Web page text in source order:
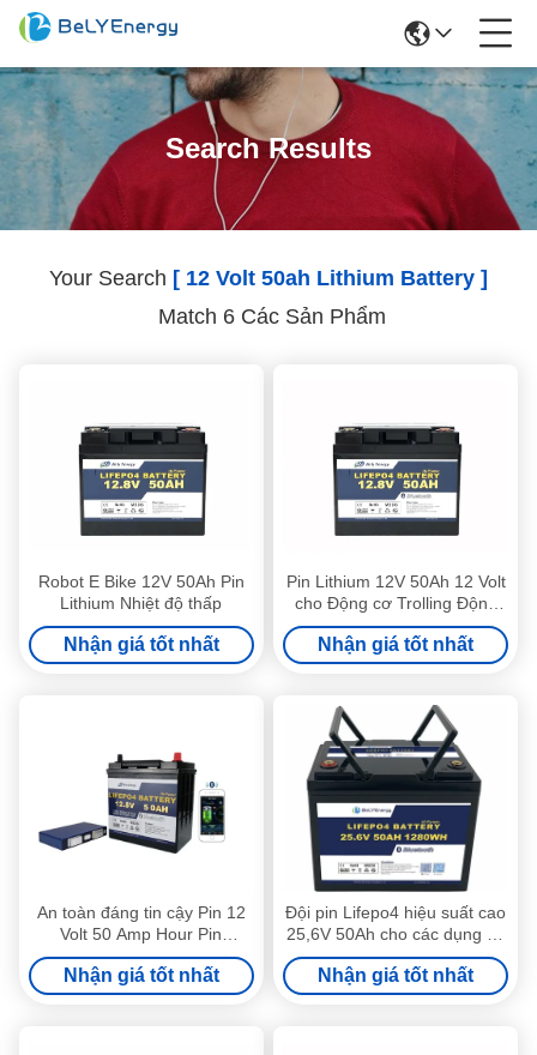
Search Results
Your Search [ 12 Volt 50ah Lithium Battery ]
Match 6 Các Sản Phẩm
Robot E Bike 12V 50Ah Pin
Lithium Nhiệt độ thấp
Nhận giá tốt nhất
Pin Lithium 12V 50Ah 12 Volt
cho Động cơ Trolling Động
cơ Bluetooth cắm trại Pin xe
hơi
Nhận giá tốt nhất
An toàn đáng tin cậy Pin 12
Volt 50 Amp Hour Pin
Bluetooth Submarine Lithium
Ion
Nhận giá tốt nhất
Đội pin Lifepo4 hiệu suất cao
25,6V 50Ah cho các dụng cụ
và thiết bị điện
Nhận giá tốt nhất